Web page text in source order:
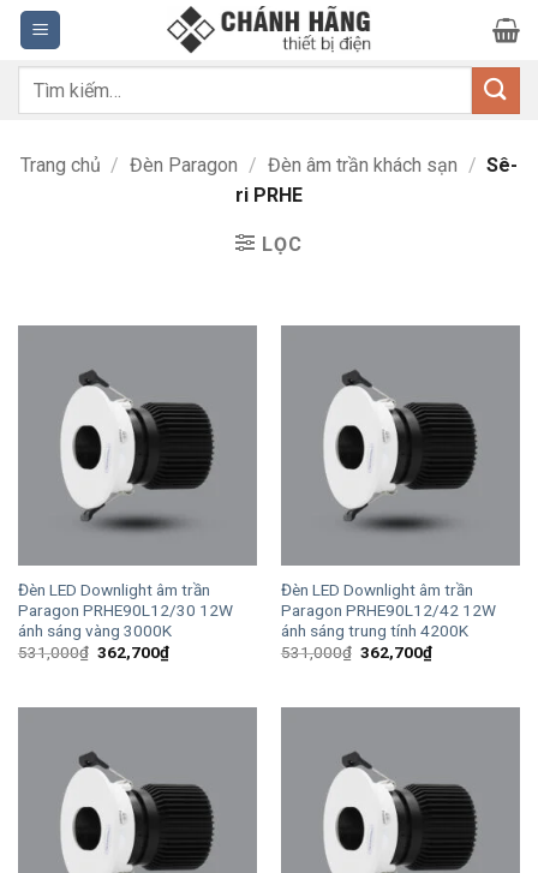
Bỏ
qua
nội
dung
Tìm
Trang chủ / Đèn Paragon / Đèn âm trần khách sạn / Sê-
ri PRHE
LỌC
Đèn LED Downlight âm trần
Paragon PRHE90L12/30 12W
ánh sáng vàng 3000K
531,000₫ Giá
362,700₫Giá
hiện
362,700₫.
Đèn LED Downlight âm trần
Paragon PRHE90L12/42 12W
ánh sáng trung tính 4200K
531,000₫ Giá
362,700₫Giá
hiện
362,700₫.